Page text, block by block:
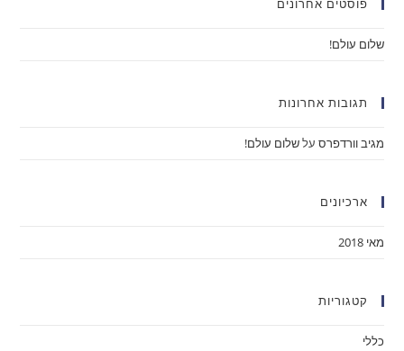
פוסטים אחרונים
שלום עולם!
תגובות אחרונות
מגיב וורדפרס עלשלום עולם!
ארכיונים
מאי 2018
קטגוריות
כללי